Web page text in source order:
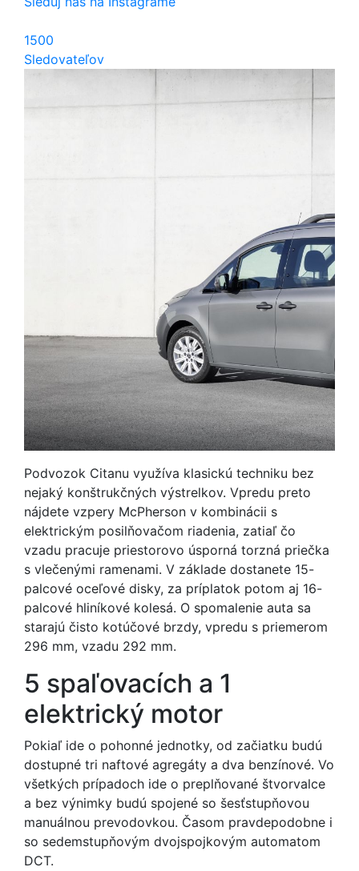
1500
Sledovateľov
Podvozok Citanu využíva klasickú techniku bez
nejaký konštrukčných výstrelkov. Vpredu preto
nájdete vzpery McPherson v kombinácii s
elektrickým posilňovačom riadenia, zatiaľ čo
vzadu pracuje priestorovo úsporná torzná priečka
s vlečenými ramenami. V základe dostanete 15-
palcové oceľové disky, za príplatok potom aj 16-
palcové hliníkové kolesá. O spomalenie auta sa
starajú čisto kotúčové brzdy, vpredu s priemerom
296 mm, vzadu 292 mm.
5 spaľovacích a 1
elektrický motor
Pokiaľ ide o pohonné jednotky, od začiatku budú
dostupné tri naftové agregáty a dva benzínové. Vo
všetkých prípadoch ide o preplňované štvorvalce
a bez výnimky budú spojené so šesťstupňovou
manuálnou prevodovkou. Časom pravdepodobne i
so sedemstupňovým dvojspojkovým automatom
DCT.